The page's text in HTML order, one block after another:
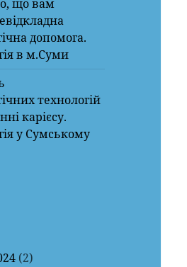
що вам
допомога.
в м.Суми
технологій
карієсу.
у Сумському
(2)